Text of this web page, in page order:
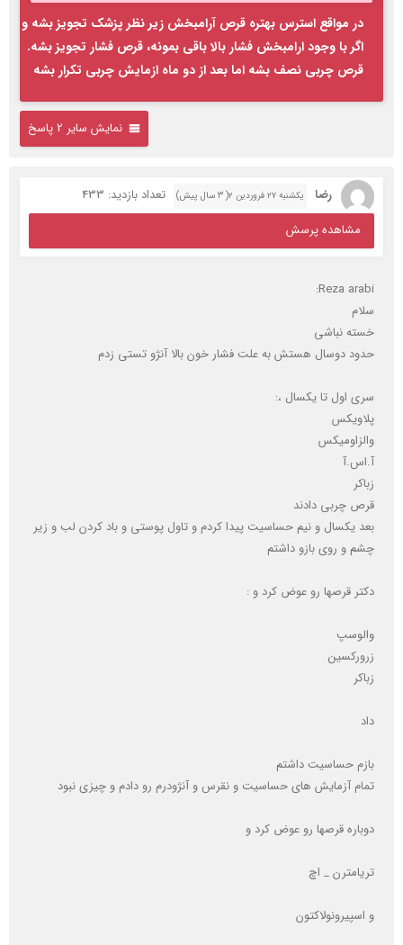
در مواقع استرس بهتره قرص آرامبخش زیر نظر پزشک تجویز بشه و
اگر با وجود ارامبخش فشار بالا باقی بمونه، قرص فشار تجویز بشه.
قرص چربی نصف بشه اما بعد از دو ماه ازمایش چربی تکرار بشه
نمایش سایر 2 پاسخ
رضا یکشنبه ۲۷ فروردین ۲( 3 سال پیش)
تعداد بازدید: 433
مشاهده پرسش
Reza arabi:
سلام
خسته نباشی
حدود دوسال هستش به علت فشار خون بالا آنژو تستی زدم
سری اول تا یکسال ،:
پلاویکس
والزاومیکس
آ.اس.آ
زباکر
قرص چربی دادند
بعد یکسال و نیم حساسیت پیدا کردم و تاول پوستی و باد کردن لب و زیر
چشم و روی بازو داشتم
دکتر قرصها رو عوض کرد و :
والوسپ
زرورکسین
زباکر
داد
بازم حساسیت داشتم
تمام آزمایش های حساسیت و نقرس و آنژودرم رو دادم و چیزی نبود
دوباره قرصها رو عوض کرد و
تریامترن _ اچ
و اسپیرونولاکتون